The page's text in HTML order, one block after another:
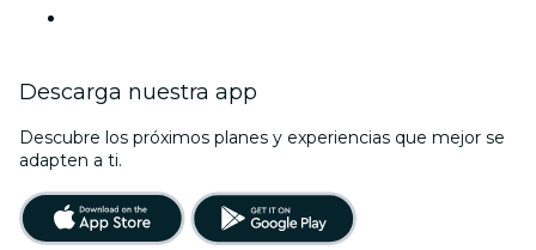
Descarga nuestra app
Descubre los próximos planes y experiencias que mejor se
adapten a ti.